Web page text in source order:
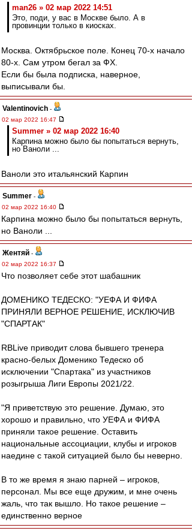
man26 » 02 мар 2022 14:51
Это, поди, у вас в Москве было. А в
провинции только в киосках.
Москва. Октябрьское поле. Конец 70-х начало
80-х. Сам утром бегал за ФХ.
Если бы была подписка, наверное,
выписывали бы.
Valentinovich -
02 мар 2022 16:47
Summer » 02 мар 2022 16:40
Карпина можно было бы попытаться вернуть,
но Ваноли ...
Ваноли это итальянский Карпин
Summer -
02 мар 2022 16:40
Карпина можно было бы попытаться вернуть,
но Ваноли ...
Жентяй -
02 мар 2022 16:37
Что позволяет себе этот шабашник
ДОМЕНИКО ТЕДЕСКО: "УЕФА И ФИФА
ПРИНЯЛИ ВЕРНОЕ РЕШЕНИЕ, ИСКЛЮЧИВ
"СПАРТАК"
RBLive приводит слова бывшего тренера
красно-белых Доменико Тедеско об
исключении "Спартака" из участников
розыгрыша Лиги Европы 2021/22.
"Я приветствую это решение. Думаю, это
хорошо и правильно, что УЕФА и ФИФА
приняли такое решение. Оставить
национальные ассоциации, клубы и игроков
наедине с такой ситуацией было бы неверно.
В то же время я знаю парней – игроков,
персонал. Мы все еще дружим, и мне очень
жаль, что так вышло. Но такое решение –
единственно верное